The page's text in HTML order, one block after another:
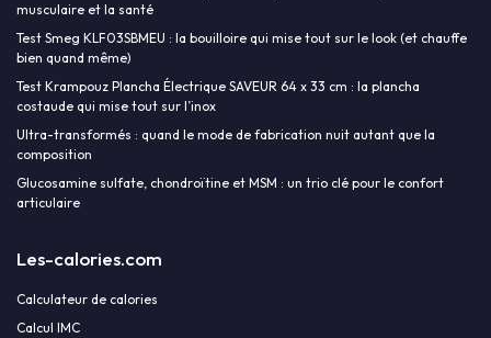
musculaire et la santé
Test Smeg KLF03SBMEU : la bouilloire qui mise tout sur le look (et chauffe
bien quand même)
Test Krampouz Plancha Électrique SAVEUR 64 x 33 cm : la plancha
costaude qui mise tout sur l’inox
Ultra-transformés : quand le mode de fabrication nuit autant que la
composition
Glucosamine sulfate, chondroïtine et MSM : un trio clé pour le confort
articulaire
Les-calories.com
Calculateur de calories
Calcul IMC